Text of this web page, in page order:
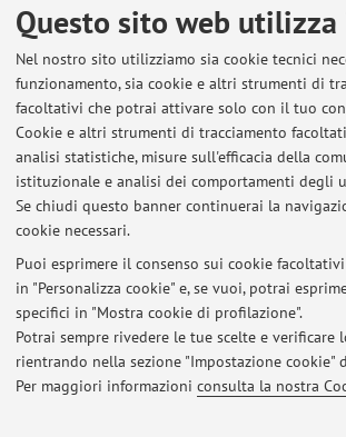
Questo sito web
Nel nostro sito utilizziamo sia cookie tecnici
funzionamento, sia cookie e altri strumenti di
facoltativi che potrai attivare solo con il tuo
Cookie e altri strumenti di tracciamento
analisi statistiche, misure sull'efficacia della
istituzionale e analisi dei comportamenti degli
Se chiudi questo banner continuerai la
cookie necessari.
Puoi esprimere il consenso sui cookie
in "Personalizza cookie" e, se vuoi, potrai
specifici in "Mostra cookie di profilazione".
Potrai sempre rivedere le tue scelte e verificare
rientrando nella sezione "Impostazione cookie"
Per maggiori informazioni consulta la nostra
Ultimi avvisi
Ricevimento annullato 21/5 e 28/5
Pubblicato il: 21 maggio 2026
[SEMIOTICS AND MEMORY STUDIES] Confirmed
tomorrow
Pubblicato il: 22 aprile 2026
[SEMIOTICS OF CULTURAL HERITAGE] Lesson
Pubblicato il: 18 febbraio 2026